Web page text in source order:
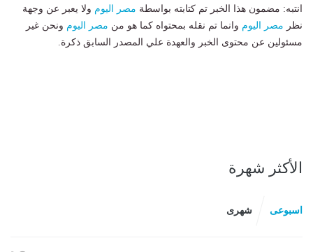
انتبه: مضمون هذا الخبر تم كتابته بواسطة مصر اليوم ولا يعبر عن وجهة
نظر مصر اليوم وانما تم نقله بمحتواه كما هو من مصر اليوم ونحن غير
مسئولين عن محتوى الخبر والعهدة علي المصدر السابق ذكرة.
الأكثر شهرة
اسبوعى شهرى